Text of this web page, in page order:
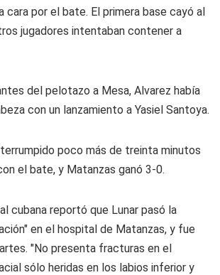
cara por el bate. El primera base cayó al
jugadores intentaban contener a
del pelotazo a Mesa, Alvarez había
con un lanzamiento a Yasiel Santoya.
poco más de treinta minutos
el bate, y Matanzas ganó 3-0.
cubana reportó que Lunar pasó la
en el hospital de Matanzas, y fue
"No presenta fracturas en el
sólo heridas en los labios inferior y